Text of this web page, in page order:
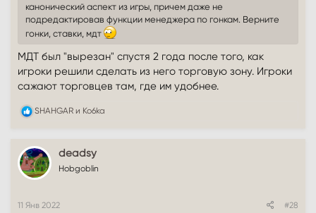
канонический аспект из игры, причем даже не
подредактировав функции менеджера по гонкам. Верните
гонки, ставки, мдт
МДТ был "вырезан" спустя 2 года после того, как
игроки решили сделать из него торговую зону. Игроки
сажают торговцев там, где им удобнее.
Р
к
ц
и
и
SHAHGAR и Ko6ka
deadsy
Hobgoblin
11 Янв 2022 #28